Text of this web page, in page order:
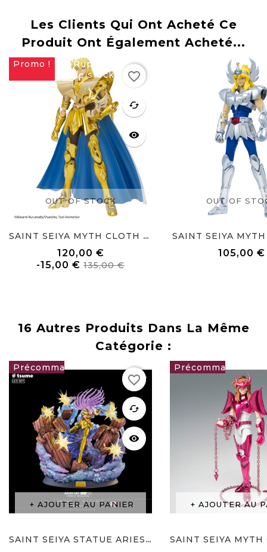
Les Clients Qui Ont Acheté Ce
Produit Ont Également Acheté...
Promo !
Rupture
de stock
OUT OF STOCK
favorite
cached
visibility
SAINT SEIYA MYTH CLOTH EX...
120,00 €
Prix
-15,00 € 135,00 €Prix
favorite_border
OUT OF
SAINT SEIYA
105,00 €
16 Autres Produits Dans La Même
Catégorie :
999,00 €
AJOUTER AU PANIER
favorite
cached
visibility
SAINT SEIYA STATUE ARIES MU...
favorite_border
AJOUTER AU